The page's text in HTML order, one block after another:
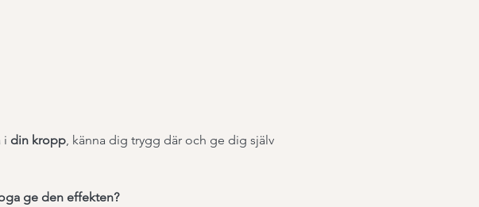
i din kropp, känna dig trygg där och ge dig själv
ge den effekten?